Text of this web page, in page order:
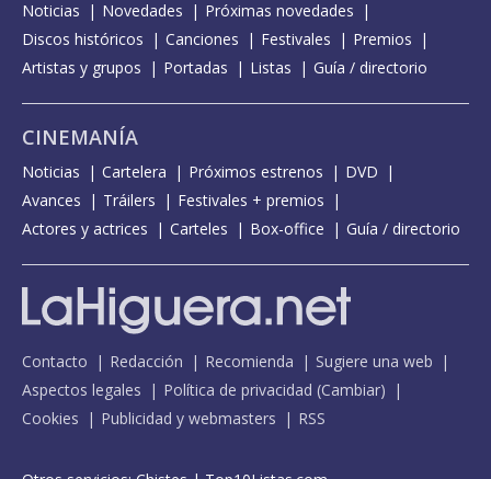
Noticias Novedades
Próximas novedades
Discos históricos
Canciones Festivales
Premios
Artistas y grupos
Portadas Listas Guía / directorio
CINEMANÍA
Noticias Cartelera Próximos estrenos
DVD
Avances
Tráilers
Festivales + premios
Actores y actrices
Carteles Box-office Guía / directorio
Contacto Redacción Recomienda
Sugiere una web
Aspectos legales
Política de privacidad (Cambiar)
Cookies
Publicidad y webmasters RSS